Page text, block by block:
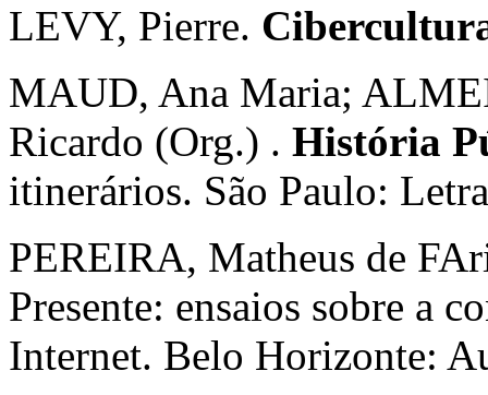
LEVY, Pierre.
MAUD, Ana Maria;
Ricardo (Org.) . História
itinerários. São Paulo:
PEREIRA, Matheus de
Presente: ensaios sobre a
Internet. Belo Horizonte: